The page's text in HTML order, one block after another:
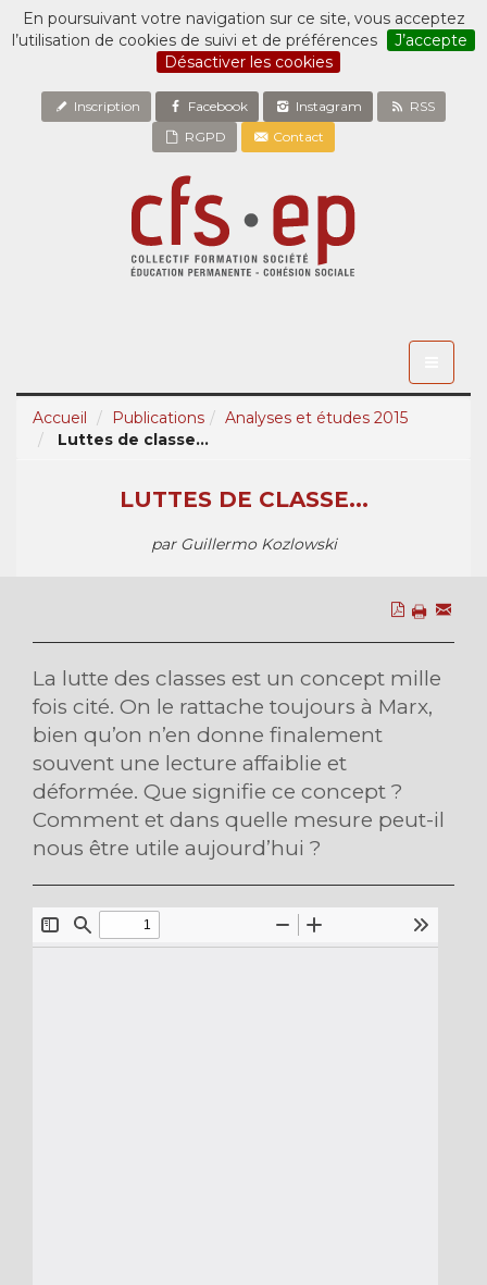
En poursuivant votre navigation sur ce site, vous acceptez
l’utilisation de cookies de suivi et de préférences
J’accepte
Désactiver les cookies
Inscription Facebook Instagram
RSS
RGPD
Contact
Accueil
Publications
Analyses et études 2015
Luttes de classe...
LUTTES DE CLASSE...
par Guillermo Kozlowski
La lutte des classes est un concept mille
fois cité. On le rattache toujours à Marx,
bien qu’on n’en donne finalement
souvent une lecture affaiblie et
déformée. Que signifie ce concept ?
Comment et dans quelle mesure peut-il
nous être utile aujourd’hui ?